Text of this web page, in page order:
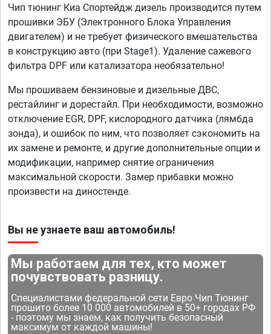
Чип тюнинг Киа Спортейдж дизель производится путем
прошивки ЭБУ (Электронного Блока Управления
двигателем) и не требует физического вмешательства
в конструкцию авто (при Stage1). Удаление сажевого
фильтра DPF или катализатора необязательно!
Мы прошиваем бензиновые и дизельные ДВС,
рестайлинг и дорестайл. При необходимости, возможно
отключение EGR, DPF, кислородного датчика (лямбда
зонда), и ошибок по ним, что позволяет сэкономить на
их замене и ремонте, и другие дополнительные опции и
модификации, например снятие ограничения
максимальной скорости. Замер прибавки можно
произвести на диностенде.
Вы не узнаете ваш автомобиль!
Мы работаем для тех, кто может
почувствовать разницу.
Специалистами федеральной сети Евро Чип Тюнинг
прошито более 10 000 автомобилей в 50+ городах РФ
- поэтому мы знаем, как получить безопасный
максимум от каждой машины!